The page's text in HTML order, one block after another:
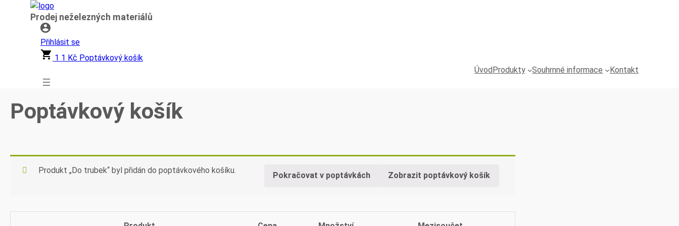
Přeskočit
Prodej neželezných materiálů
Přihlásit se
1 1 Kč Poptávkový košík
ÚvodProdukty Souhrnné informace Kontakt
Poptávkový košík
Zobrazit poptávkový košík
Produkt „Do trubek“ byl přidán do poptávkového košíku.
Pokračovat v poptávkách